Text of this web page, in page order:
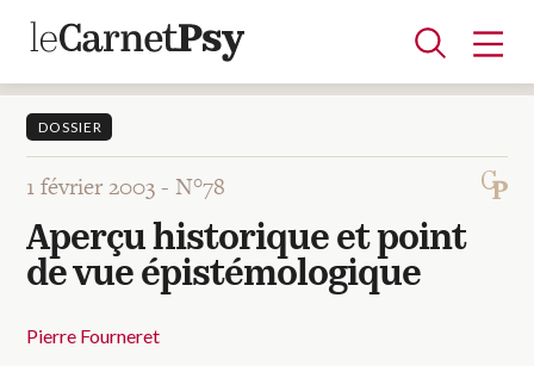
Articles
A la une
Adolescence
Dispositif
Enfance
Périnatalité
Psychanalyse
Psychopathologie
Soin
Dossiers
DOSSIER
1 février 2003 -N°78
Aperçu historique et point
de vue épistémologique
Pierre Fourneret